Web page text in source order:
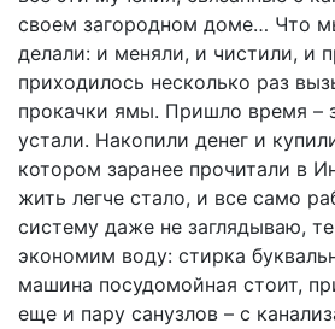
своем загородном доме… Что
делали: и меняли, и чистили, и
приходилось несколько раз
прокачки ямы. Пришло время –
устали. Накопили денег и
котором заранее прочитали в
жить легче стало, и все само
систему даже не заглядываю,
экономим воду: стирка
машина посудомойная стоит,
еще и пару санузлов – с